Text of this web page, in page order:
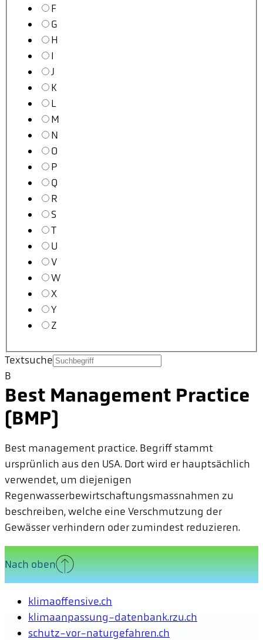
F
G
H
I
J
K
L
M
N
O
P
Q
R
S
T
U
V
W
X
Y
Z
Textsuche
B
Best Management Practice
(BMP)
Best management practice. Begriff stammt
ursprünlich aus den USA. Dort wird er hauptsächlich
verwendet, um diejenigen
Regenwasserbewirtschaftungsmassnahmen zu
beschreiben, welche eine Verschmutzung der
Gewässer verhindern oder zumindest reduzieren.
Nach oben
klimaoffensive.ch
klimaanpassung-datenbank.rzu.ch
schutz-vor-naturgefahren.ch